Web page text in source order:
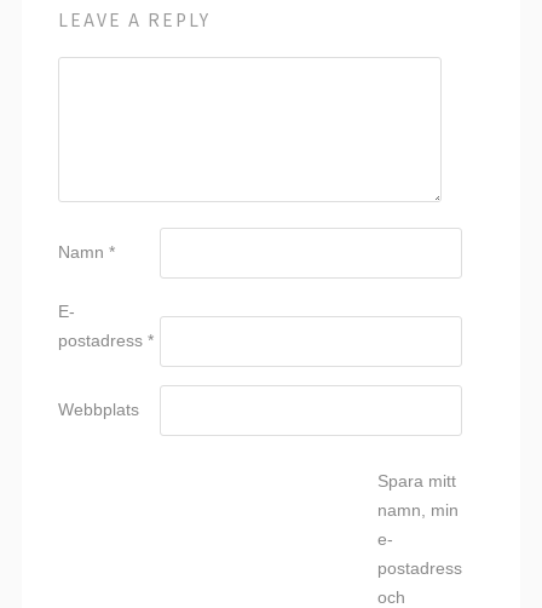
LEAVE A REPLY
Namn *
E-
postadress *
Webbplats
Spara mitt
namn, min
e-
postadress
och